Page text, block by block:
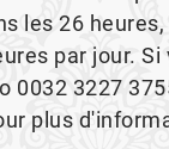
les 26
par jour.
0032 3227
plus